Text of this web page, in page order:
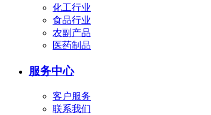
化工行业
食品行业
农副产品
医药制品
服务中心
客户服务
联系我们